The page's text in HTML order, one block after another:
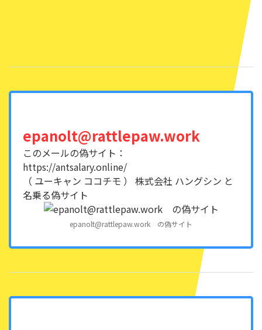
epanolt@rattlepaw.work
このメールの偽サイト：
https://antsalary.online/
（ ユーキャン ココチモ ） 株式会社 ハングシン と
名乗る偽サイト
epanolt@rattlepaw.work の偽サイト